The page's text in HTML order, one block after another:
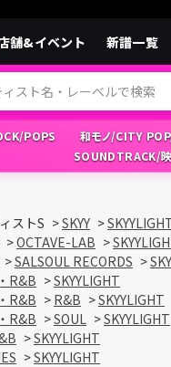
舗&イベント 新譜一覧
POPS 和モノ/CITY
SOUNDTRACK/
ストS >SKYY >
>OCTAVE-LAB >
>SALSOUL RECORDS >
R&B >SKYYLIGHT
R&B > R&B >SKYYLIGHT
R&B >SOUL >SKYYLIGHT
>SKYYLIGHT
>SKYYLIGHT